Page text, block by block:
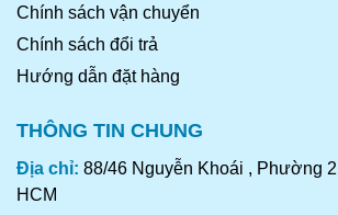
nguyên con, cánh, chân, đùi, ức, phi
phèo, tim, mỡ…với giá cả vô cùng
lượng hàng đầu, luôn bảo đảm hàng
Chính sách vận chuyển
Chính sách đổi trả
Hướng dẫn đặt hàng
THÔNG TIN CHUNG
Địa chỉ: 88/46 Nguyễn Khoái , Phường
HCM